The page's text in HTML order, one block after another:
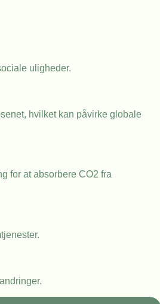
uligheder.
hvilket kan påvirke globale
for at absorbere CO2 fra